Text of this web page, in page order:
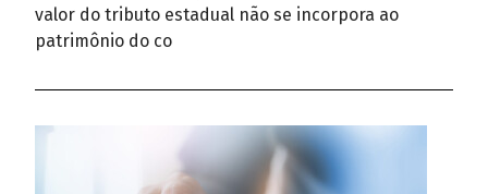
valor do tributo estadual não se incorpora ao
patrimônio do co